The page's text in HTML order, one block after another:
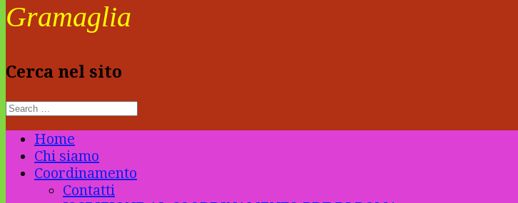
Gramaglia
Cerca nel sito
Home
Chi siamo
Coordinamento
Contatti